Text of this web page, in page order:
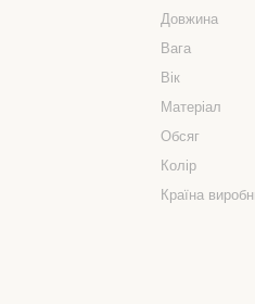
Довжина
Вага
Вік
Матеріал
Обсяг
Колір
Країна